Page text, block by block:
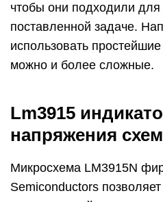
чтобы они подходили
поставленной задаче.
использовать
можно и более сложные.
Lm3915
напряжения
Микросхема LM3915N
Semiconductors